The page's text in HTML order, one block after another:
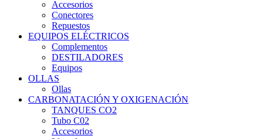
Accesorios
Conectores
Repuestos
EQUIPOS ELÉCTRICOS
Complementos
DESTILADORES
Equipos
OLLAS
Ollas
CARBONATACIÓN Y OXIGENACIÓN
TANQUES CO2
Tubo C02
Accesorios